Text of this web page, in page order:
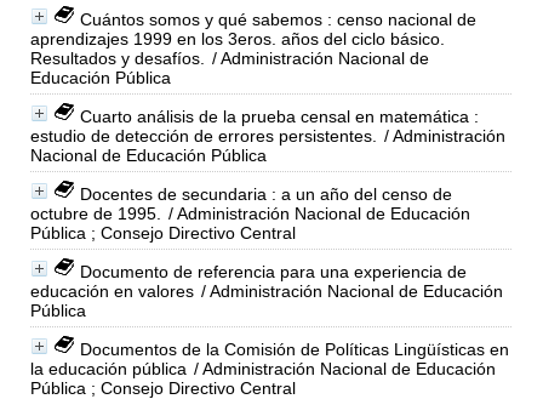
Cuántos somos y qué sabemos : censo nacional de
aprendizajes 1999 en los 3eros. años del ciclo básico.
Resultados y desafíos.
/ Administración Nacional de
Educación Pública
Cuarto análisis de la prueba censal en matemática :
estudio de detección de errores persistentes.
/ Administración
Nacional de Educación Pública
Docentes de secundaria : a un año del censo de
octubre de 1995.
/ Administración Nacional de Educación
Pública ; Consejo Directivo Central
Documento de referencia para una experiencia de
educación en valores / Administración Nacional de Educación
Pública
Documentos de la Comisión de Políticas Lingüísticas en
la educación pública / Administración Nacional de Educación
Pública ; Consejo Directivo Central